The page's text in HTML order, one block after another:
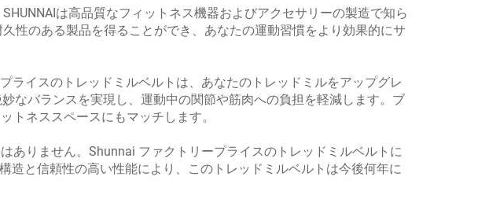
は高品質なフィットネス機器およびアクセサリーの製造で知ら
性のある製品を得ることができ、あなたの運動習慣をより効果的にサ
イスのトレッドミルベルトは、あなたのトレッドミルをアップグレ
なバランスを実現し、運動中の関節や筋肉への負担を軽減します。ブ
トネススペースにもマッチします。
ありません。Shunnai ファクトリープライスのトレッドミルベルトに
造と信頼性の高い性能により、このトレッドミルベルトは今後何年に